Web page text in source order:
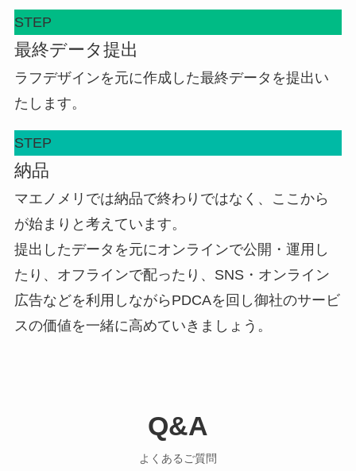
STEP
最終データ提出
ラフデザインを元に作成した最終データを提出い
たします。
STEP
納品
マエノメリでは納品で終わりではなく、ここから
が始まりと考えています。
提出したデータを元にオンラインで公開・運用し
たり、オフラインで配ったり、SNS・オンライン
広告などを利用しながらPDCAを回し御社のサービ
スの価値を一緒に高めていきましょう。
Q&A
よくあるご質問